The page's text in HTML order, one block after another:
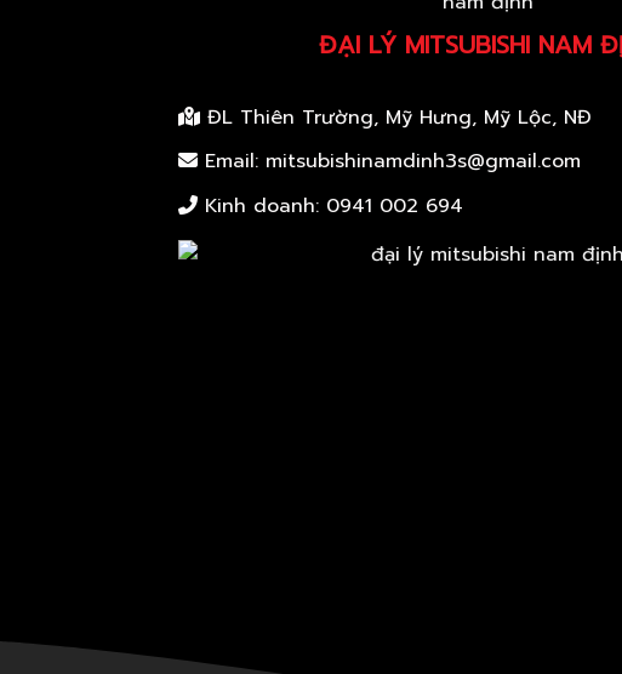
ĐẠI LÝ MITSUBISHI NAM
ĐL Thiên Trường, Mỹ Hưng, Mỹ Lộc, NĐ
Email: mitsubishinamdinh3s@gmail.com
Kinh doanh: 0941 002 694